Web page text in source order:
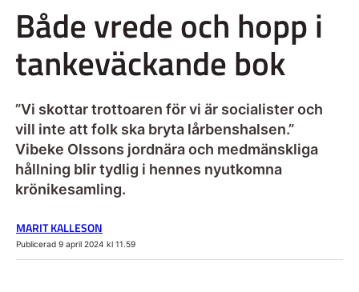
Både vrede och hopp i
tankeväckande bok
”Vi skottar trottoaren för vi är socialister och
vill inte att folk ska bryta lårbenshalsen.”
Vibeke Olssons jordnära och medmänskliga
hållning blir tydlig i hennes nyutkomna
krönikesamling.
MARIT KALLESON
Publicerad 9 april 2024 kl 11.59